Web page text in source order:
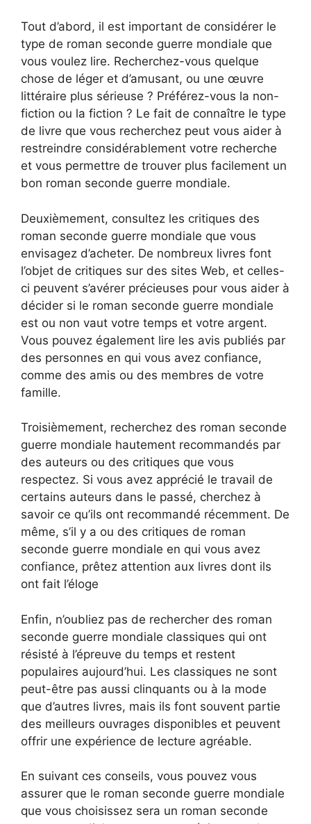
Tout d’abord, il est important de considérer le
type de roman seconde guerre mondiale que
vous voulez lire. Recherchez-vous quelque
chose de léger et d’amusant, ou une œuvre
littéraire plus sérieuse ? Préférez-vous la non-
fiction ou la fiction ? Le fait de connaître le type
de livre que vous recherchez peut vous aider à
restreindre considérablement votre recherche
et vous permettre de trouver plus facilement un
bon roman seconde guerre mondiale.
Deuxièmement, consultez les critiques des
roman seconde guerre mondiale que vous
envisagez d’acheter. De nombreux livres font
l’objet de critiques sur des sites Web, et celles-
ci peuvent s’avérer précieuses pour vous aider à
décider si le roman seconde guerre mondiale
est ou non vaut votre temps et votre argent.
Vous pouvez également lire les avis publiés par
des personnes en qui vous avez confiance,
comme des amis ou des membres de votre
famille.
Troisièmement, recherchez des roman seconde
guerre mondiale hautement recommandés par
des auteurs ou des critiques que vous
respectez. Si vous avez apprécié le travail de
certains auteurs dans le passé, cherchez à
savoir ce qu’ils ont recommandé récemment. De
même, s’il y a ou des critiques de roman
seconde guerre mondiale en qui vous avez
confiance, prêtez attention aux livres dont ils
ont fait l’éloge
Enfin, n’oubliez pas de rechercher des roman
seconde guerre mondiale classiques qui ont
résisté à l’épreuve du temps et restent
populaires aujourd’hui. Les classiques ne sont
peut-être pas aussi clinquants ou à la mode
que d’autres livres, mais ils font souvent partie
des meilleurs ouvrages disponibles et peuvent
offrir une expérience de lecture agréable.
En suivant ces conseils, vous pouvez vous
assurer que le roman seconde guerre mondiale
que vous choisissez sera un roman seconde